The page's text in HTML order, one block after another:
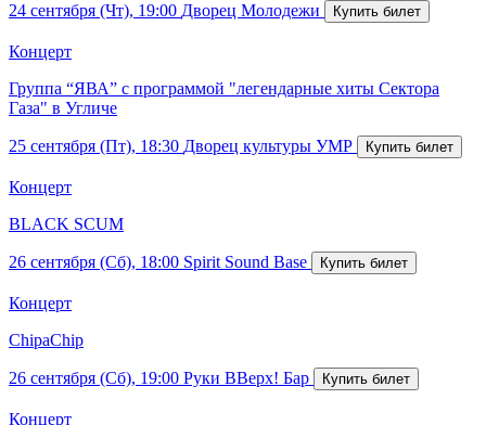
24 сентября (Чт), 19:00 Дворец Молодежи
Концерт
Группа “ЯВА” с программой "легендарные хиты Сектора
Газа" в Угличе
25 сентября (Пт), 18:30 Дворец культуры УМР
Концерт
BLACK SCUM
26 сентября (Сб), 18:00 Spirit Sound Base
Концерт
ChipaChip
26 сентября (Сб), 19:00 Руки ВВерх! Бар
Концерт